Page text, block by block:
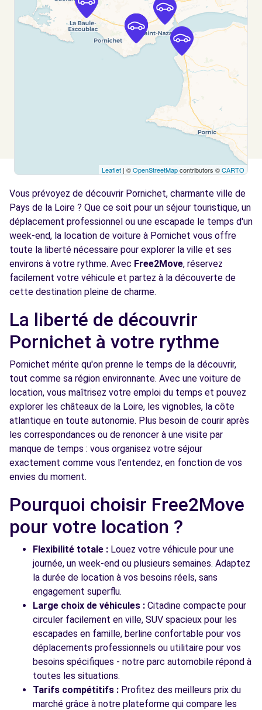
GUERANDE, 44350
Voir l'agence
Free2Move Rent - GARAGE DEPELSENAIRE -10.7
Free2Move Rent - SARL GARAGE BRULE -
13.5
km
CHEMIN DES PINLUETTES - PA DE LA GUERCHE
ST-BREVIN-LES-PINS, 44250
Voir l'agence
Leaflet | ©OpenStreetMapcontributors ©CARTO
Vous prévoyez de découvrir Pornichet, charmante ville de
Pays de la Loire ? Que ce soit pour un séjour touristique, un
déplacement professionnel ou une escapade le temps d'un
week-end, la location de voiture à Pornichet vous offre
toute la liberté nécessaire pour explorer la ville et ses
environs à votre rythme. Avec Free2Move, réservez
facilement votre véhicule et partez à la découverte de
cette destination pleine de charme.
La liberté de découvrir
Pornichet à votre rythme
Pornichet mérite qu'on prenne le temps de la découvrir,
tout comme sa région environnante. Avec une voiture de
location, vous maîtrisez votre emploi du temps et pouvez
explorer les châteaux de la Loire, les vignobles, la côte
atlantique en toute autonomie. Plus besoin de courir après
les correspondances ou de renoncer à une visite par
manque de temps : vous organisez votre séjour
exactement comme vous l'entendez, en fonction de vos
envies du moment.
Pourquoi choisir Free2Move
pour votre location ?
Flexibilité totale : Louez votre véhicule pour une
journée, un week-end ou plusieurs semaines. Adaptez
la durée de location à vos besoins réels, sans
engagement superflu.
Large choix de véhicules : Citadine compacte pour
circuler facilement en ville, SUV spacieux pour les
escapades en famille, berline confortable pour vos
déplacements professionnels ou utilitaire pour vos
besoins spécifiques - notre parc automobile répond à
toutes les situations.
Tarifs compétitifs : Profitez des meilleurs prix du
marché grâce à notre plateforme qui compare les